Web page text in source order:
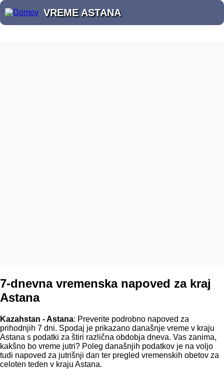
VREME ASTANA
7-dnevna vremenska napoved za kraj
Astana
Kazahstan - Astana: Preverite podrobno napoved za
prihodnjih 7 dni. Spodaj je prikazano današnje vreme v kraju
Astana s podatki za štiri različna obdobja dneva. Vas zanima,
kakšno bo vreme jutri? Poleg današnjih podatkov je na voljo
tudi napoved za jutrišnji dan ter pregled vremenskih obetov za
celoten teden v kraju Astana.